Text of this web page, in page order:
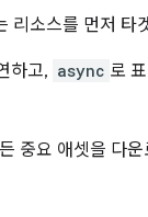
리소스를 먼저 타
하고, async 로
중요 애셋을 다